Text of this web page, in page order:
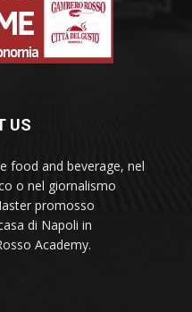
US
food and beverage, nel
o nel giornalismo
promosso
di Napoli in
Academy.